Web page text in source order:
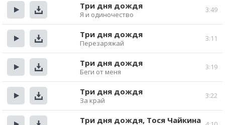
Прослушать
Скачать
3:49
Три дня дождя
Я и одиночество
Прослушать
Скачать
3:11
Три дня дождя
Перезаряжай
Прослушать
Скачать
3:19
Три дня дождя
Беги от меня
Прослушать
Скачать
3:22
Три дня дождя
За край
Три дня дождя, Тося Чайкина